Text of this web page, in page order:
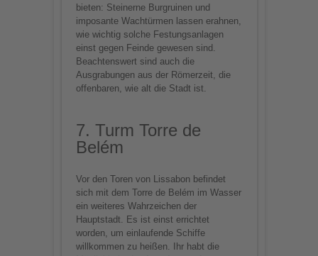
bieten: Steinerne Burgruinen und
imposante Wachtürmen lassen erahnen,
wie wichtig solche Festungsanlagen
einst gegen Feinde gewesen sind.
Beachtenswert sind auch die
Ausgrabungen aus der Römerzeit, die
offenbaren, wie alt die Stadt ist.
7. Turm Torre de
Belém
Vor den Toren von Lissabon befindet
sich mit dem Torre de Belém im Wasser
ein weiteres Wahrzeichen der
Hauptstadt. Es ist einst errichtet
worden, um einlaufende Schiffe
willkommen zu heißen. Ihr habt die